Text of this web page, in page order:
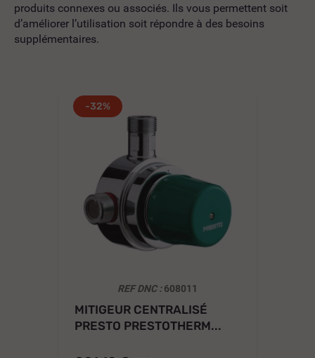
produits connexes ou associés. Ils vous permettent soit
d’améliorer l’utilisation soit répondre à des besoins
supplémentaires.
-32%
REF DNC :608011
MITIGEUR CENTRALISÉ
PRESTO PRESTOTHERM...